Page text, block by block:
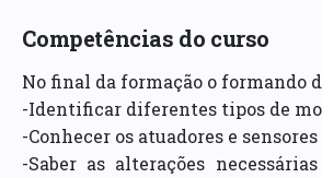
Competências do curso
No final da formação o formando
-Identificar diferentes tipos de
-Conhecer os atuadores e
-Saber as alterações